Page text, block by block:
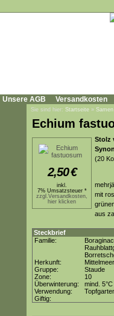
Unsere AGB Versandkosten
Sie sind hier: Startseite »
Echium
2,50€
inkl.
7% Umsatzsteuer *
zzgl.Versandkosten,
hier klicken
Stolz
(20
mit
aus
Steckbrief
Familie:
Herkunft: Mittelmeer
Gruppe:
Staude
Zone:
10
Überwinterung:
mind. 5°C
Verwendung:
Giftig: